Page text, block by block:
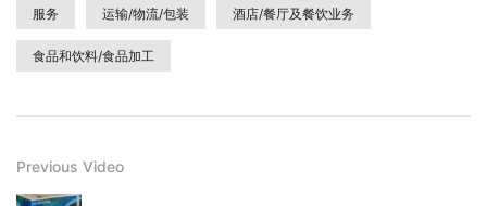
服务 运输/物流/包装 酒店/餐厅及餐饮业务
食品和饮料/食品加工
Previous Video